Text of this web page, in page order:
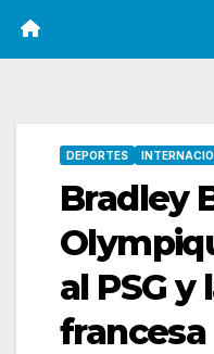
DEPORTES
Bradley
al PSG y
francesa